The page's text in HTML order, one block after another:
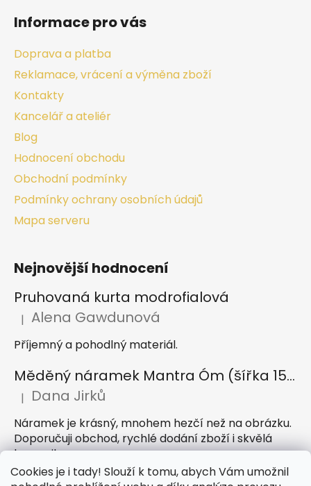
Cookies je i tady! Slouží k tomu, abych Vám umožnil
Informace pro vás
Doprava a platba
Reklamace, vrácení a výměna zboží
Kontakty
Kancelář a ateliér
Blog
Hodnocení obchodu
Obchodní podmínky
Podmínky ochrany osobních údajů
Mapa serveru
Nejnovější hodnocení
Pruhovaná kurta modrofialová
Hodnocení produktu je 5 z 5 hvězdiček.
| Alena Gawdunová
Příjemný a pohodlný materiál.
Měděný náramek Mantra Óm (šířka 15 mm)
Hodnocení produktu je 5 z 5 hvězdiček.
| Dana Jirků
Náramek je krásný, mnohem hezčí než na obrázku.
Doporučuji obchod, rychlé dodání zboží i skvělá
komunikace